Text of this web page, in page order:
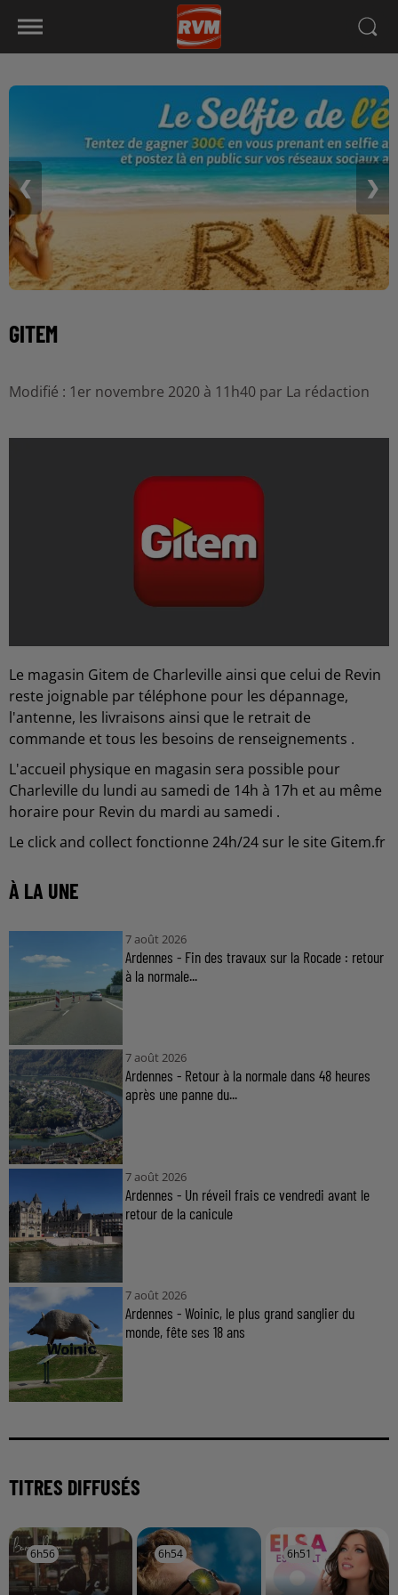
❮ ❯
GITEM
Modifié : 1er novembre 2020 à 11h40 par La rédaction
Le magasin Gitem de Charleville ainsi que celui de Revin
reste joignable par téléphone pour les dépannage,
l'antenne, les livraisons ainsi que le retrait de
commande et tous les besoins de renseignements .
L'accueil physique en magasin sera possible pour
Charleville du lundi au samedi de 14h à 17h et au même
horaire pour Revin du mardi au samedi .
Le click and collect fonctionne 24h/24 sur le site Gitem.fr
À LA UNE
7 août 2026
Ardennes - Fin des travaux sur la Rocade : retour
à la normale...
7 août 2026
Ardennes - Retour à la normale dans 48 heures
après une panne du...
7 août 2026
Ardennes - Un réveil frais ce vendredi avant le
retour de la canicule
7 août 2026
Ardennes - Woinic, le plus grand sanglier du
monde, fête ses 18 ans
TITRES DIFFUSÉS
6h56
6h56 6h54
6h54 6h51
6h51